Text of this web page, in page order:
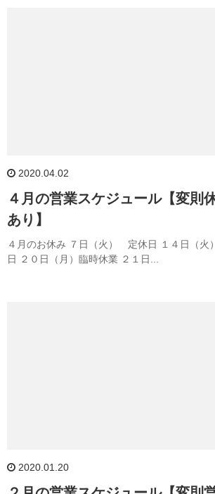
2020.04.02
４月の営業スケジュール【変則
あり】
４月のお休み ７日（火） 定休日 １４日（火
日 ２０日（月）臨時休業 ２１日...
2020.01.20